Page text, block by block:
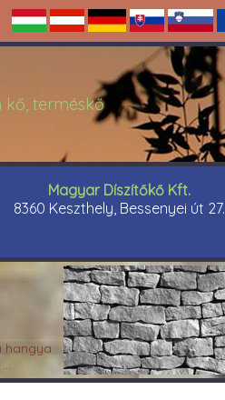
kő, terméskő
Magyar Díszítőkő Kft.
8360 Keszthely, Bessenyei út 27.
hangya